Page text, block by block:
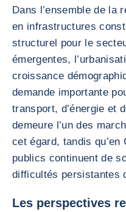
Dans l’ensemble de la
en infrastructures
structurel pour le
émergentes,
croissance
demande importante
transport, d’énergie et
demeure l’un des
cet égard, tandis
publics continuent de
difficultés persistantes
Les perspectives